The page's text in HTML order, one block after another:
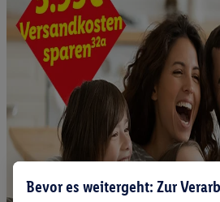
Bevor es weitergeht: Zur